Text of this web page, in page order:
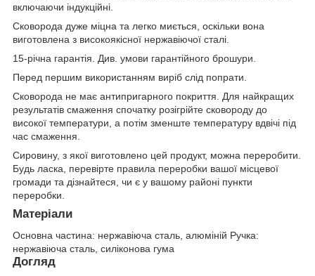
включаючи індукційні.
Сковорода дуже міцна та легко миється, оскільки вона
виготовлена ​​з високоякісної нержавіючої сталі.
15-річна гарантія. Див. умови гарантійного брошури.
Перед першим використанням виріб слід попрати.
Сковорода не має антипригарного покриття. Для найкращих
результатів смаження спочатку розігрійте сковороду до
високої температури, а потім зменште температуру вдвічі під
час смаження.
Сировину, з якої виготовлено цей продукт, можна переробити.
Будь ласка, перевірте правила переробки вашої місцевої
громади та дізнайтеся, чи є у вашому районі пункти
переробки.
Матеріали
Основна частина: нержавіюча сталь, алюміній Ручка:
нержавіюча сталь, силіконова гума
Догляд